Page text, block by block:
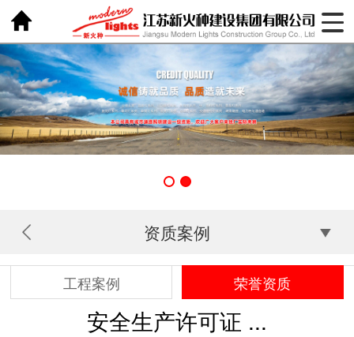
资质案例
工程案例 荣誉资质
安全生产许可证 ...